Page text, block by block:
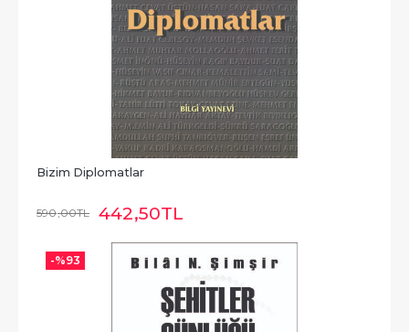
Bizim Diplomatlar
590,00TL 442,50TL
-%93